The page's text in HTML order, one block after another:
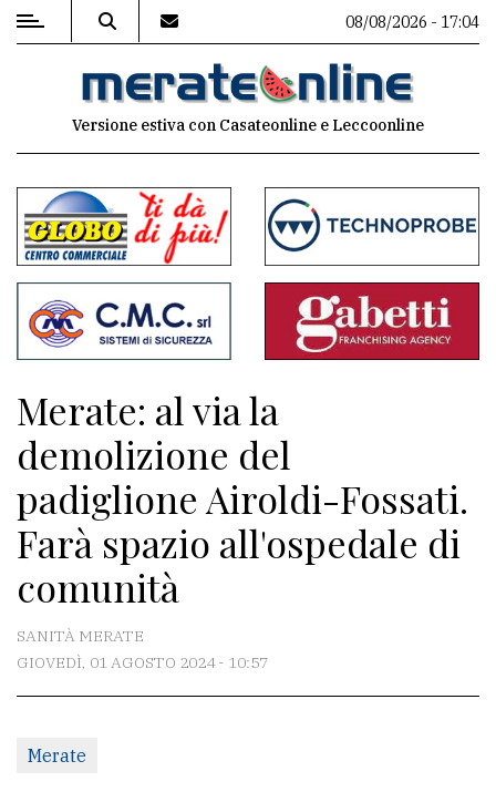
MENU
commenti
Contenuti
del
sito
Associazioni
Meteo
CONTATTI
La
redazione
Scrivici
08/08/2026 - 17:04
Versione estiva con Casateonline e Leccoonline
Merate: al via la
demolizione del
padiglione Airoldi-Fossati.
Farà spazio all'ospedale di
comunità
SANITÀ MERATE
GIOVEDÌ, 01 AGOSTO 2024 - 10:57
Merate